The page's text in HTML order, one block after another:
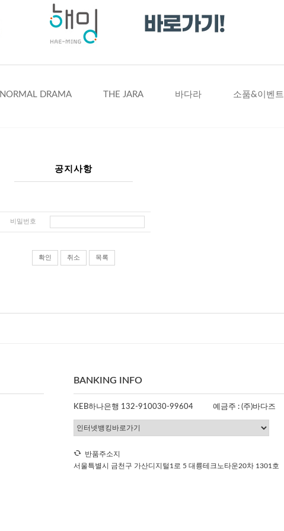
NORMAL DRAMA THE JARA 바다라 소품&이벤트
공지사항
비밀번호
확인 취소 목록
BANKING INFO
KEB하나은행 132-910030-99604 예금주 : (주)바다즈
반품주소지
서울특별시 금천구 가산디지털1로 5 대륭테크노타운20차 1301호